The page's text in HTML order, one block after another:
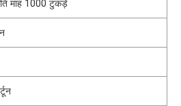
माह 1000 टुकड़े